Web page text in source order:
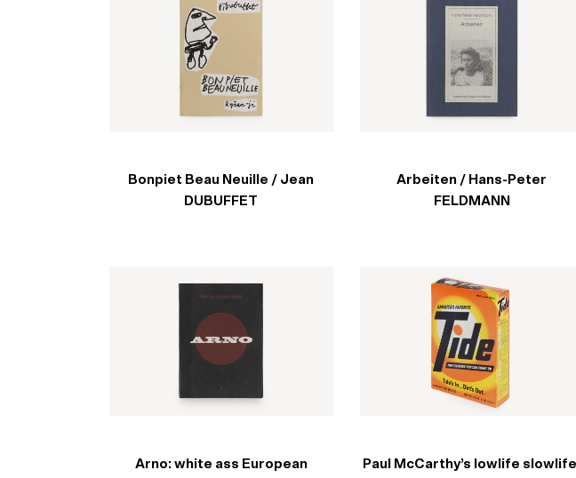
Bonpiet Beau Neuille / Jean
DUBUFFET
Arbeiten / Hans-Peter
FELDMANN
Arno: white ass European
Paul McCarthy’s lowlife